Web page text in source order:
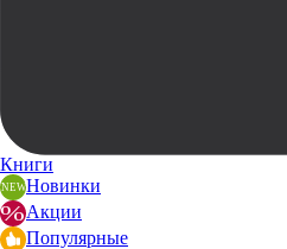
Книги
Новинки
Акции
Популярные